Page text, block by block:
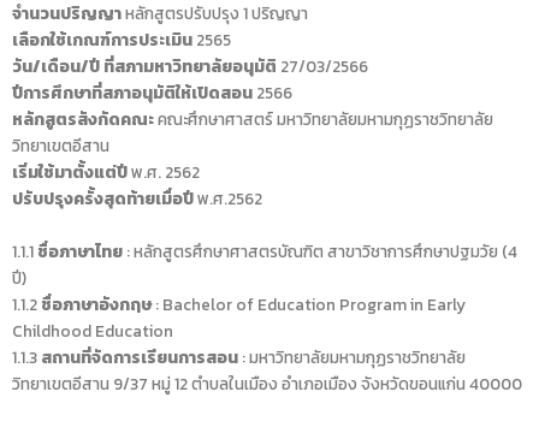
จำนวนปริญญาหลักสูตรปรับปรุง 1 ปริญญา
เลือกใช้เกณฑ์การประเมิน 2565
วัน/เดือน/ปี ที่สภามหาวิทยาลัยอนุมัติ 27/03/2566
ปีการศึกษาที่สภาอนุมัติให้เปิดสอน 2566
หลักสูตรสังกัดคณะคณะศึกษาศาสตร์ มหาวิทยาลัยมหามกุฏราชวิทยาลัย
วิทยาเขตอีสาน
เริ่มใช้มาตั้งแต่ปีพ.ศ. 2562
ปรับปรุงครั้งสุดท้ายเมื่อปีพ.ศ.2562
1.1.1 ชื่อภาษาไทย : หลักสูตรศึกษาศาสตรบัณฑิต สาขาวิชาการศึกษาปฐมวัย (4
ปี)
1.1.2 ชื่อภาษาอังกฤษ: Bachelor of Education Program in Early
Childhood Education
1.1.3 สถานที่จัดการเรียนการสอน : มหาวิทยาลัยมหามกุฏราชวิทยาลัย
วิทยาเขตอีสาน 9/37 หมู่ 12 ตำบลในเมือง อำเภอเมือง จังหวัดขอนแก่น 40000